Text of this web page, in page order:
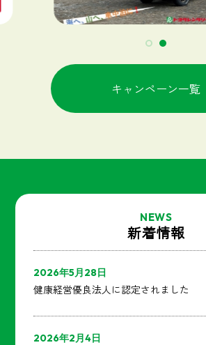
キャンペーン一覧
NEWS
新着情報
2026年5月28日
健康経営優良法人に認定されました
2026年2月4日